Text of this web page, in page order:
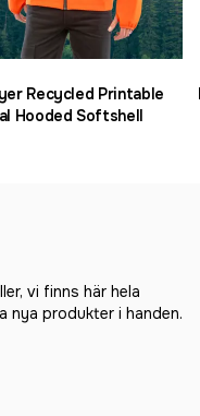
Recycled Printable
Hooded Softshell
vi finns här hela
nya produkter i handen.